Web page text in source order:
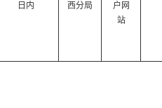
日内
西分局
户网
站